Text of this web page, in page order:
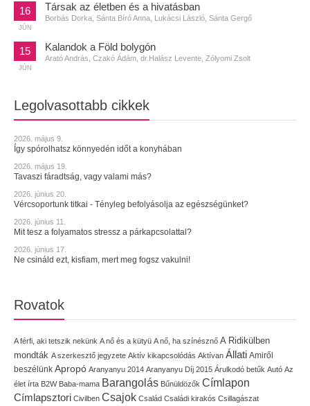
16
JÚN
Társak az életben és a hivatásban
Borbás Dorka, Sánta Bíró Anna, Lukácsi László, Sánta Gergő
15
JÚN
Kalandok a Föld bolygón
Arató András, Czakó Ádám, dr.Halász Levente, Zólyomi Zsolt
Legolvasottabb cikkek
2026. május 9.
Így spórolhatsz könnyedén időt a konyhában
2026. május 19.
Tavaszi fáradtság, vagy valami más?
2026. június 20.
Vércsoportunk titkai - Tényleg befolyásolja az egészségünket?
2026. június 11.
Mit tesz a folyamatos stressz a párkapcsolattal?
2026. június 17.
Ne csináld ezt, kisfiam, mert meg fogsz vakulni!
Rovatok
A férfi, aki tetszik nekünk A nő és a kütyü A nő, ha színésznő A Ridikülben
mondták A szerkesztő jegyzete Aktív kikapcsolódás Aktívan Állati Amiről
beszélünk Apropó Aranyanyu 2014 Aranyanyu Díj 2015 Árulkodó betűk Autó Az
élet írta B2W Baba-mama Barangolás Bűnüldözők Címlapon
Címlapsztori Civilben Csajok Család Családi kirakós Csillagászat